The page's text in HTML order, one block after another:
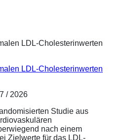
LDL-Cholesterinwerten
/ 2026
Studie aus
nach einem
Zielwerte für das LDL-